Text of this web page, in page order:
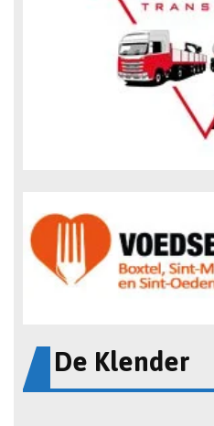
De Klender